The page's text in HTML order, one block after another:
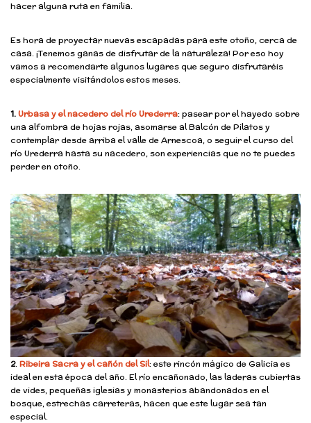
hacer alguna ruta en familia.
Es hora de proyectar nuevas escapadas para este otoño, cerca de
casa. ¡Tenemos ganas de disfrutar de la naturaleza! Por eso hoy
vamos a recomendarte algunos lugares que seguro disfrutaréis
especialmente visitándolos estos meses.
1.Urbasa y el nacedero del río Urederra: pasear por el hayedo sobre
una alfombra de hojas rojas, asomarse al Balcón de Pilatos y
contemplar desde arriba el valle de Arnescoa, o seguir el curso del
río Urederra hasta su nacedero, son experiencias que no te puedes
perder en otoño.
2.Ribeira Sacra y el cañón del Sil: este rincón mágico de Galicia es
ideal en esta época del año. El río encañonado, las laderas cubiertas
de vides, pequeñas iglesias y monasterios abandonados en el
bosque, estrechas carreteras, hacen que este lugar sea tan
especial.